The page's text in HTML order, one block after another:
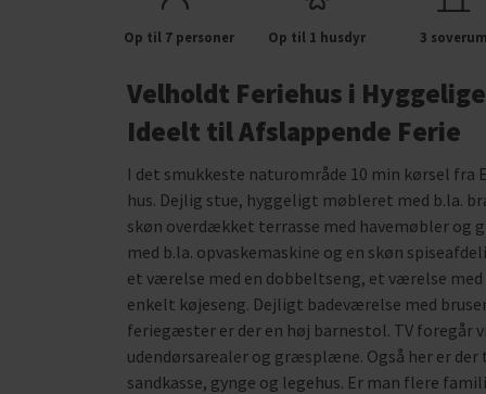
Op til 7 personer Op til 1 husdyr 3
Velholdt Feriehus i
Ideelt til Afslappende Ferie
I det smukkeste naturområde 10 min kørsel
hus. Dejlig stue, hyggeligt møbleret med b.la.
skøn overdækket terrasse med havemøbler
med b.la. opvaskemaskine og en skøn
et værelse med en dobbeltseng, et værelse
enkelt køjeseng. Dejligt badeværelse med
feriegæster er der en høj barnestol. TV foregår
udendørsarealer og græsplæne. Også her er
sandkasse, gynge og legehus. Er man flere